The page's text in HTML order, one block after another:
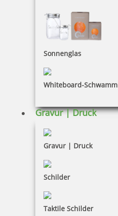
Sonnenglas
Whiteboard-Schwamm
Gravur | Druck
Gravur | Druck
Schilder
Taktile Schilder
Dateiformate
INFORMATIONEN
Impressum
Widerruf
Barrierefreiheit
Vertrag widerrufen
Mein Konto